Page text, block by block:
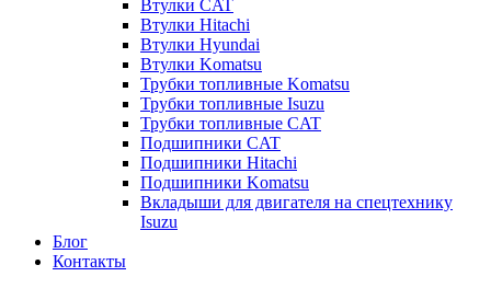
Втулки CAT
Втулки Hitachi
Втулки Hyundai
Втулки Komatsu
Трубки топливные Komatsu
Трубки топливные Isuzu
Трубки топливные CAT
Подшипники CAT
Подшипники Hitachi
Подшипники Komatsu
Вкладыши для двигателя на спецтехнику
Isuzu
Блог
Контакты